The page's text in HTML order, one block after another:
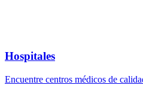
Hospitales
Encuentre centros médicos de